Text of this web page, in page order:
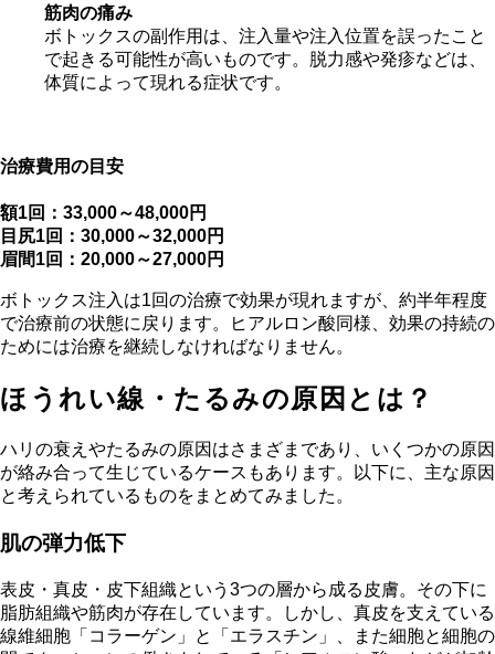
筋肉の痛み
ボトックスの副作用は、注入量や注入位置を誤ったこと
で起きる可能性が高いものです。脱力感や発疹などは、
体質によって現れる症状です。
治療費用の目安
額1回：33,000～48,000円
目尻1回：30,000～32,000円
眉間1回：20,000～27,000円
ボトックス注入は1回の治療で効果が現れますが、約半年程度
で治療前の状態に戻ります。ヒアルロン酸同様、効果の持続の
ためには治療を継続しなければなりません。
ほうれい線・たるみの原因とは？
ハリの衰えやたるみの原因はさまざまであり、いくつかの原因
が絡み合って生じているケースもあります。以下に、主な原因
と考えられているものをまとめてみました。
肌の弾力低下
表皮・真皮・皮下組織という3つの層から成る皮膚。その下に
脂肪組織や筋肉が存在しています。しかし、真皮を支えている
線維細胞「コラーゲン」と「エラスチン」、また細胞と細胞の